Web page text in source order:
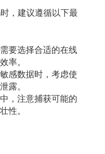
，建议遵循以下最
要选择合适的在线
率。
感数据时，考虑使
露。
，注意捕获可能的
性。